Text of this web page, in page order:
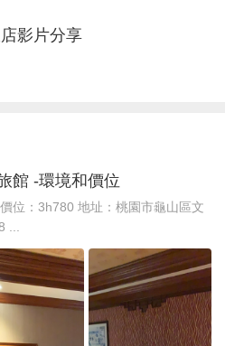
影片分享
館 -環境和價位
位：3h780 地址：桃園市龜山區文
...